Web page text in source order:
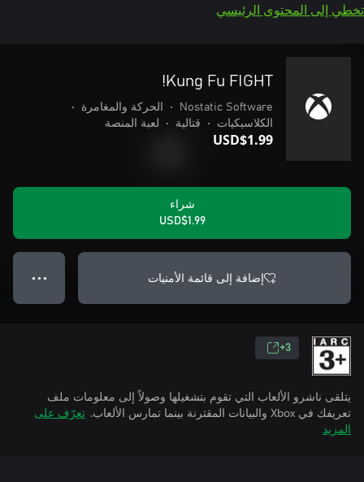
تخطي إلى المحتوى الرئيسي
Kung Fu FIGHT!
Nostatic Software
• الحركة والمغامرة
•
الكلاسيكيات
• قتالية • لعبة المنصة
USD$1.99
شراء
USD$1.99
إضافة إلى قائمة الأمنيات ● ● ●
3+
يتلقى ناشرو الألعاب التي تقوم بتشغيلها وصولاً إلى معلومات ملف
تعريفك في Xbox والبيانات المقترنة بينما تمارس الألعاب.
تعرّف على
المزيد